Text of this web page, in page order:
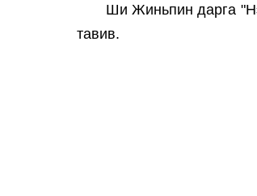
Ши Жиньпин дарга
тавив.